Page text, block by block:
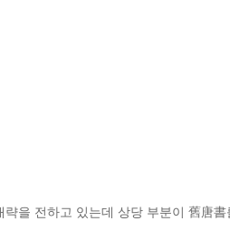
을 전하고 있는데 상당 부분이 舊唐